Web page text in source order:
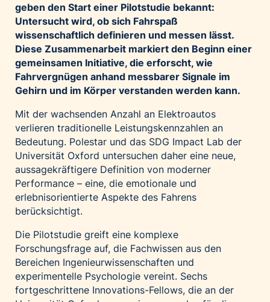
geben den Start einer Pilotstudie bekannt:
Untersucht wird, ob sich Fahrspaß
wissenschaftlich definieren und messen lässt.
Diese Zusammenarbeit markiert den Beginn einer
gemeinsamen Initiative, die erforscht, wie
Fahrvergnügen anhand messbarer Signale im
Gehirn und im Körper verstanden werden kann.
Mit der wachsenden Anzahl an Elektroautos
verlieren traditionelle Leistungskennzahlen an
Bedeutung. Polestar und das SDG Impact Lab der
Universität Oxford untersuchen daher eine neue,
aussagekräftigere Definition von moderner
Performance – eine, die emotionale und
erlebnisorientierte Aspekte des Fahrens
berücksichtigt.
Die Pilotstudie greift eine komplexe
Forschungsfrage auf, die Fachwissen aus den
Bereichen Ingenieurwissenschaften und
experimentelle Psychologie vereint. Sechs
fortgeschrittene Innovations-Fellows, die an der